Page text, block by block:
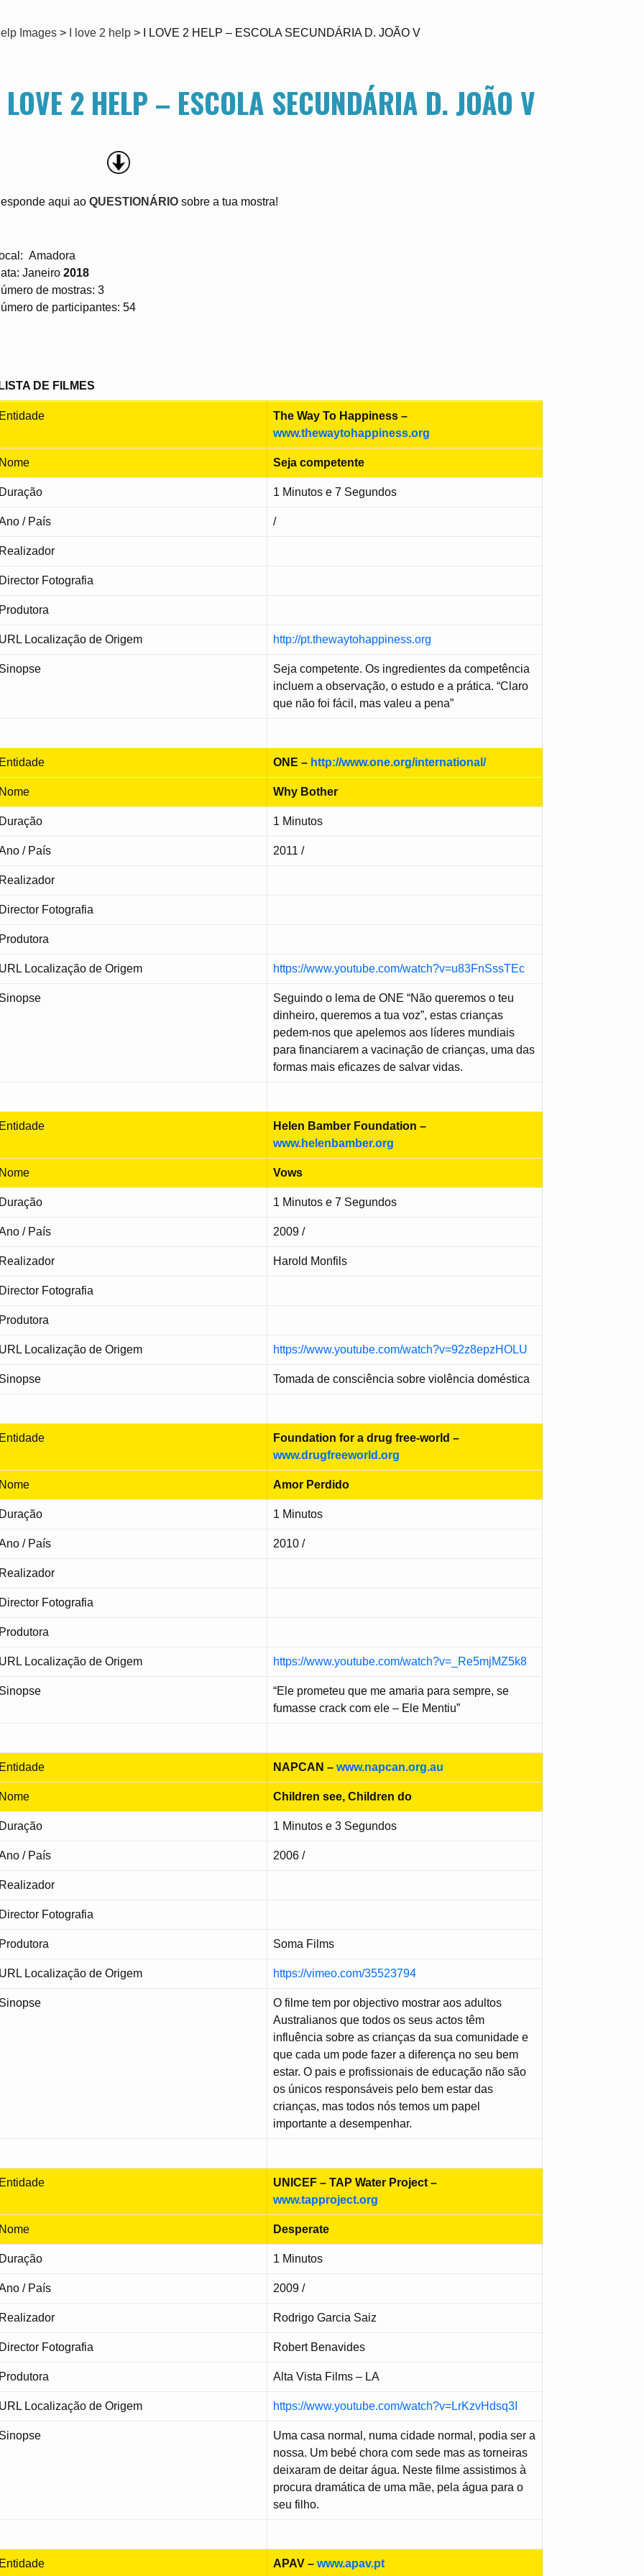
Images> I love 2 help> I LOVE 2 HELP – ESCOLA SECUNDÁRIA D. JOÃO V
2 HELP – ESCOLA SECUNDÁRIA D. JOÃO V
aqui ao QUESTIONÁRIOsobre a tua mostra!
Amadora
Janeiro 2018
de mostras: 3
de participantes: 54
LISTA DE FILMES
Entidade
The Way To Happiness –
www.thewaytohappiness.org
Nome Seja competente
Duração 1 Minutos e 7 Segundos
/ País /
Realizador
Director Fotografia
Produtora
URL Localização de Origem http://pt.thewaytohappiness.org
Sinopse
Seja competente. Os ingredientes da competência
incluem a observação, o estudo e a prática. “Claro
que não foi fácil, mas valeu a pena”
Entidade ONE – http://www.one.org/international/
Nome Why Bother
Duração 1 Minutos
/ País 2011 /
Realizador
Director Fotografia
Produtora
URL Localização de Origem https://www.youtube.com/watch?v=u83FnSssTEc
Sinopse
Seguindo o lema de ONE “Não queremos o teu
dinheiro, queremos a tua voz”, estas crianças
pedem-nos que apelemos aos líderes mundiais
para financiarem a vacinação de crianças, uma das
formas mais eficazes de salvar vidas.
Entidade
Helen Bamber Foundation –
www.helenbamber.org
Nome Vows
Duração 1 Minutos e 7 Segundos
/ País 2009 /
Realizador Harold Monfils
Director Fotografia
Produtora
URL Localização de Origem https://www.youtube.com/watch?v=92z8epzHOLU
Sinopse Tomada de consciência sobre violência doméstica
Entidade
Foundation for a drug free-world –
www.drugfreeworld.org
Nome Amor Perdido
Duração 1 Minutos
/ País 2010 /
Realizador
Director Fotografia
Produtora
URL Localização de Origem https://www.youtube.com/watch?v=_Re5mjMZ5k8
Sinopse
“Ele prometeu que me amaria para sempre, se
fumasse crack com ele – Ele Mentiu”
Entidade NAPCAN – www.napcan.org.au
Nome Children see, Children do
Duração 1 Minutos e 3 Segundos
/ País 2006 /
Realizador
Director Fotografia
Produtora Soma Films
URL Localização de Origem https://vimeo.com/35523794
Sinopse
O filme tem por objectivo mostrar aos adultos
Australianos que todos os seus actos têm
influência sobre as crianças da sua comunidade e
que cada um pode fazer a diferença no seu bem
estar. O pais e profissionais de educação não são
os únicos responsáveis pelo bem estar das
crianças, mas todos nós temos um papel
importante a desempenhar.
Entidade
UNICEF – TAP Water Project –
www.tapproject.org
Nome Desperate
Duração 1 Minutos
/ País 2009 /
Realizador Rodrigo Garcia Saiz
Director Fotografia Robert Benavides
Produtora Alta Vista Films – LA
URL Localização de Origem https://www.youtube.com/watch?v=LrKzvHdsq3I
Sinopse
Uma casa normal, numa cidade normal, podia ser a
nossa. Um bebé chora com sede mas as torneiras
deixaram de deitar água. Neste filme assistimos à
procura dramática de uma mãe, pela água para o
seu filho.
Entidade APAV – www.apav.pt